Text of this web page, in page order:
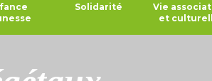
Solidarité
Vie
et